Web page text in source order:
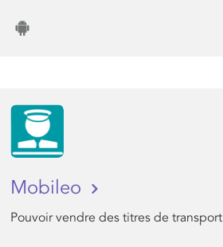
Mobileo
Pouvoir vendre des titres de transport